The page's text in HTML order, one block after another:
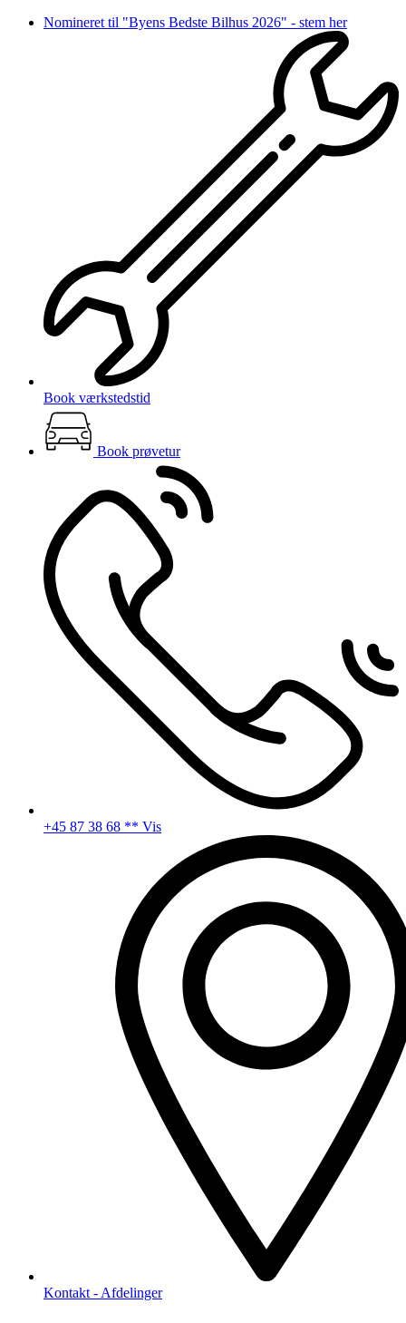
VidereNomineret til "Byens Bedste Bilhus 2026" - stem her
Book værkstedstid
Book prøvetur
+45 87 38 68 ** Vis
Kontakt - Afdelinger